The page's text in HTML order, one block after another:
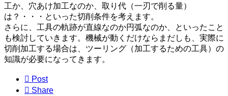
工か、穴あけ加工なのか、取り代（一刃で削る量）
は？・・・といった切削条件を考えます。
さらに、工具の軌跡が直線なのか円弧なのか、といったこと
も検討していきます。機械が動くだけならまだしも、実際に
切削加工する場合は、ツーリング（加工するための工具）の
知識が必要になってきます。
 Post
 Share